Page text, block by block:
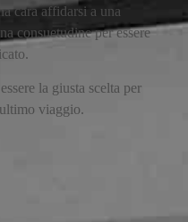
cara affidarsi a una
consuetudine per essere
la giusta scelta per
viaggio.